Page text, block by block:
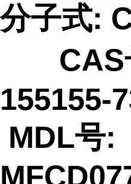
分子式:
CAS
MDL号: